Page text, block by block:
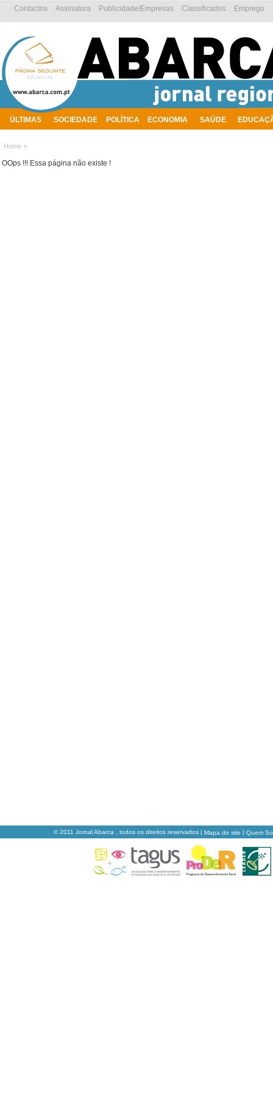
ÚLTIMAS SOCIEDADE POLÍTICA ECONOMIA SAÚDE
Emprego
Classificados
Publicidade/Empresas
Assinatura
Contactos
Home »
OOps !!! Essa página não existe !
© 2011 Jornal Abarca , todos os direitos reservados | Mapa do site | Quem